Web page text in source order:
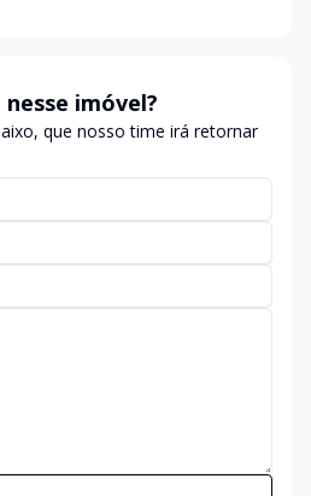
imóvel?
que nosso time irá retornar